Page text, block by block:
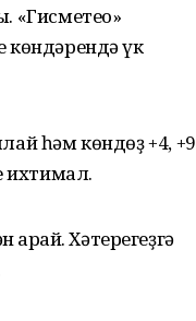
«Гисметео»
көндәрендә үк
һәм көндөҙ +4, +9
ихтимал.
Хәтерегеҙгә